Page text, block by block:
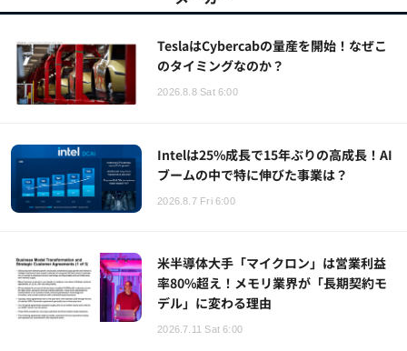
TeslaはCybercabの量産を開始！なぜこ
のタイミングなのか？
2026.8.8 Sat 6:00
Intelは25%成長で15年ぶりの高成長！AI
ブームの中で特に伸びた事業は？
2026.8.7 Fri 6:00
米半導体大手「マイクロン」は営業利益
率80%超え！メモリ業界が「長期契約モ
デル」に変わる理由
2026.7.11 Sat 6:00